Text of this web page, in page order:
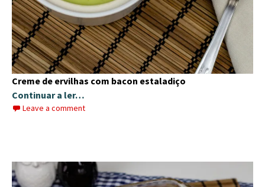
Creme de ervilhas com bacon estaladiço
Continuar a ler…
Leave a comment